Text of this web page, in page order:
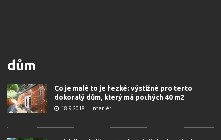
dům
Co je malé to je hezké: výstižné pro tento
dokonalý dům, který má pouhých 40 m2
18.9.2018 Interiér